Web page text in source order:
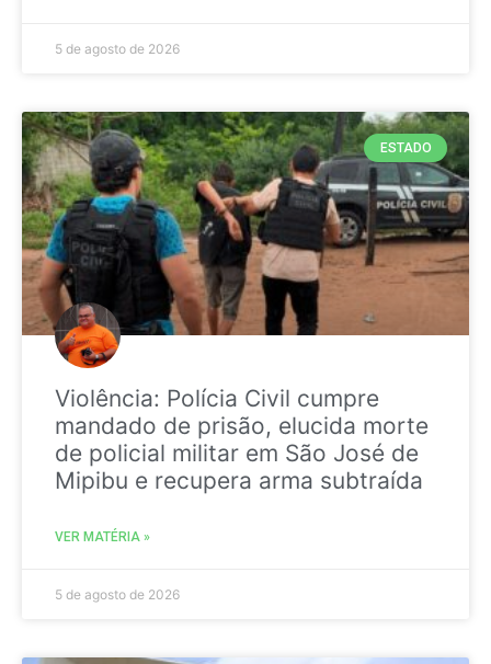
5 de agosto de 2026
ESTADO
Violência: Polícia Civil cumpre
mandado de prisão, elucida morte
de policial militar em São José de
Mipibu e recupera arma subtraída
VER MATÉRIA »
5 de agosto de 2026